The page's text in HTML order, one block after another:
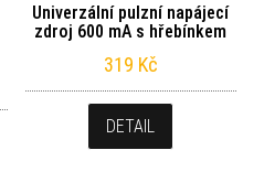
Univerzální pulzní napájecí
zdroj 600 mA s hřebínkem
319 Kč
DETAIL